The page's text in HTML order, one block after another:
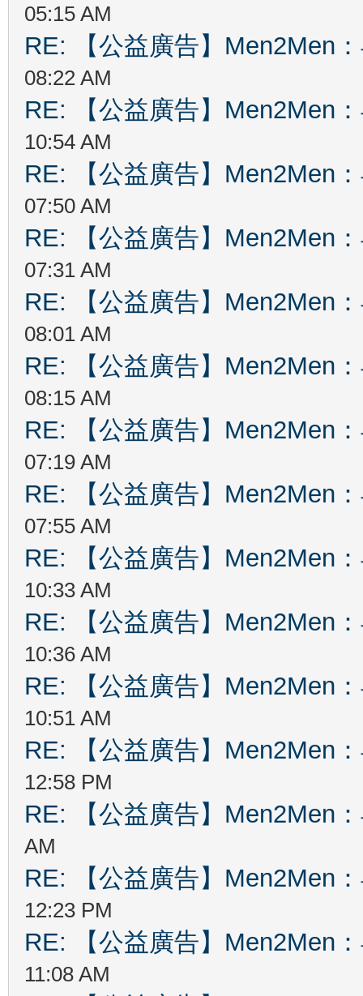
05:15 AM
RE: 【公益廣告】Men2Men
08:22 AM
RE: 【公益廣告】Men2Men
10:54 AM
RE: 【公益廣告】Men2Men
07:50 AM
RE: 【公益廣告】Men2Men
07:31 AM
RE: 【公益廣告】Men2Men
08:01 AM
RE: 【公益廣告】Men2Men
08:15 AM
RE: 【公益廣告】Men2Men
07:19 AM
RE: 【公益廣告】Men2Men
07:55 AM
RE: 【公益廣告】Men2Men
10:33 AM
RE: 【公益廣告】Men2Men
10:36 AM
RE: 【公益廣告】Men2Men
10:51 AM
RE: 【公益廣告】Men2Men
12:58 PM
RE: 【公益廣告】Men2Men
AM
RE: 【公益廣告】Men2Men
12:23 PM
RE: 【公益廣告】Men2Men
11:08 AM